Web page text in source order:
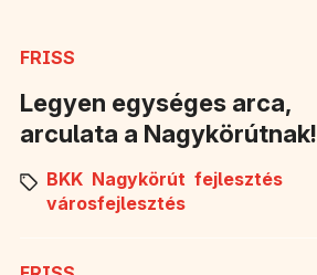
FRISS
Legyen egységes arca,
arculata a Nagykörútnak!
BKK Nagykörút fejlesztés
városfejlesztés